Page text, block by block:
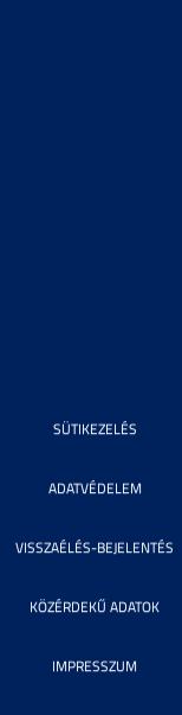
SÜTIKEZELÉS
ADATVÉDELEM
VISSZAÉLÉS-BEJELENTÉS
KÖZÉRDEKŰ ADATOK
IMPRESSZUM